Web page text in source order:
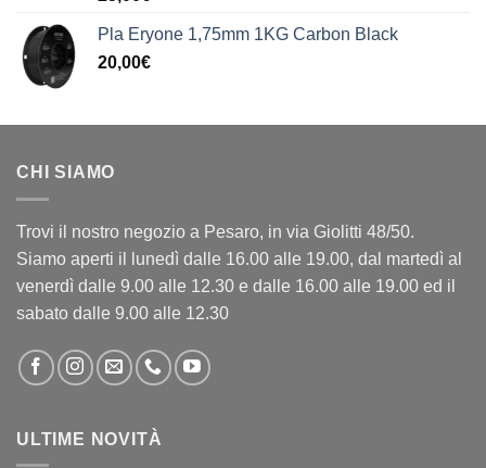
Pla Eryone 1,75mm 1KG Carbon Black
20,00€
CHI SIAMO
Trovi il nostro negozio a Pesaro, in via Giolitti 48/50.
Siamo aperti il lunedì dalle 16.00 alle 19.00, dal martedì al
venerdì dalle 9.00 alle 12.30 e dalle 16.00 alle 19.00 ed il
sabato dalle 9.00 alle 12.30
ULTIME NOVITÀ